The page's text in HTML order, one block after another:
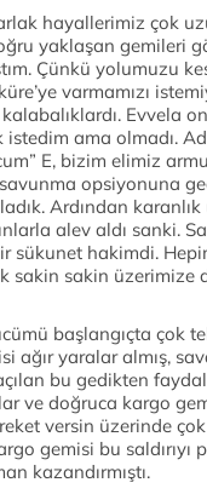
hayallerimiz çok
yaklaşan gemileri
Çünkü yolumuzu
varmamızı
Evvela
istedim ama olmadı.
E, bizim elimiz
opsiyonuna
Ardından
alev aldı sanki.
sükunet hakimdi.
sakin sakin üzerimize
başlangıçta çok
ağır yaralar almış,
bu gedikten
ve doğruca kargo
versin üzerinde
gemisi bu saldırıyı
kazandırmıştı.